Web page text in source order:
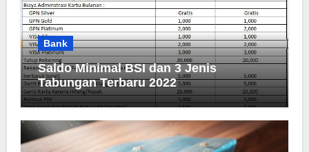
Bank
Saldo Minimal BSI dan 3 Jenis
Tabungan Terbaru 2022